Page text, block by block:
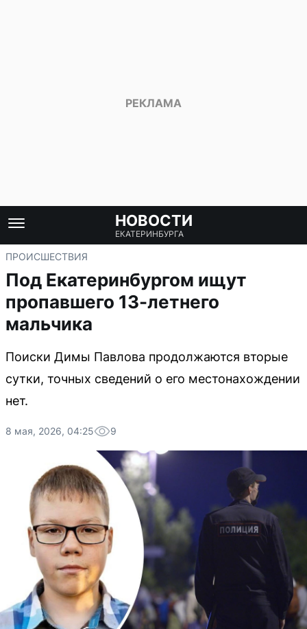
НОВОСТИ
ЕКАТЕРИНБУРГА
ПРОИСШЕСТВИЯ
Под Екатеринбургом ищут
пропавшего 13-летнего
мальчика
Поиски Димы Павлова продолжаются вторые
сутки, точных сведений о его местонахождении
нет.
8 мая, 2026, 04:25 9